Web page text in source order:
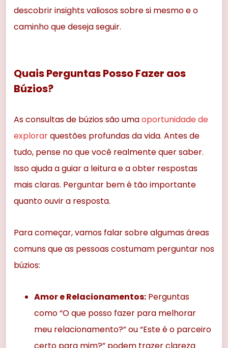
descobrir insights valiosos sobre si mesmo e o
caminho que deseja seguir.
Quais Perguntas Posso Fazer aos
Búzios?
As consultas de búzios são umaoportunidade de
explorarquestões profundas da vida. Antes de
tudo, pense no que você realmente quer saber.
Isso ajuda a guiar a leitura e a obter respostas
mais claras. Perguntar bem é tão importante
quanto ouvir a resposta.
Para começar, vamos falar sobre algumas áreas
comuns que as pessoas costumam perguntar nos
búzios:
Amor e Relacionamentos: Perguntas
como “O que posso fazer para melhorar
meu relacionamento?” ou “Este é o parceiro
certo para mim?” podem trazer clareza